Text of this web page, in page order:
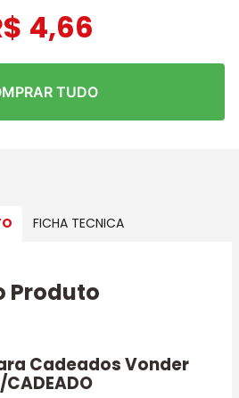
4,66
TUDO
FICHA TECNICA
Produto
Cadeados Vonder
CADEADO